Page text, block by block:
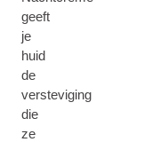
geeft
je
huid
de
versteviging
die
ze